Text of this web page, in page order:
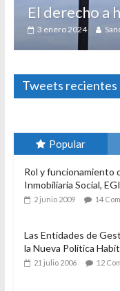
El derecho a
3 enero 2024
Tweets recientes
Popular
Rol y funcionamiento
Inmobiliaria Social,
2 junio 2009 14
Las Entidades de
la Nueva Política
21 julio 2006 12